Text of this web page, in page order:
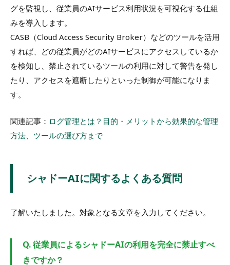
グを監視し、従業員のAIサービス利用状況を可視化する仕組
みを導入します。
CASB（Cloud Access Security Broker）などのツールを活用
すれば、どの従業員がどのAIサービスにアクセスしているか
を検知し、禁止されているツールの利用に対して警告を発し
たり、アクセスを遮断したりといった制御が可能になりま
す。
関連記事： ログ管理とは？目的・メリットから効果的な管理
方法、ツールの選び方まで
シャドーAIに関するよくある質問
了解いたしました。対象となる文章を入力してください。
Q. 従業員によるシャドーAIの利用を完全に禁止すべ
きですか？